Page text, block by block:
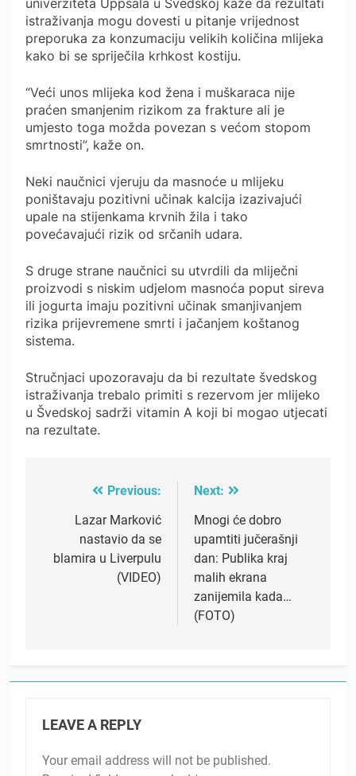
istraživanja mogu dovesti u pitanje vrijednost
preporuka za konzumaciju velikih količina mlijeka
kako bi se spriječila krhkost kostiju.
“Veći unos mlijeka kod žena i muškaraca nije
praćen smanjenim rizikom za frakture ali je
umjesto toga možda povezan s većom stopom
smrtnosti”, kaže on.
Neki naučnici vjeruju da masnoće u mlijeku
poništavaju pozitivni učinak kalcija izazivajući
upale na stijenkama krvnih žila i tako
povećavajući rizik od srčanih udara.
S druge strane naučnici su utvrdili da mliječni
proizvodi s niskim udjelom masnoća poput sireva
ili jogurta imaju pozitivni učinak smanjivanjem
rizika prijevremene smrti i jačanjem koštanog
sistema.
Stručnjaci upozoravaju da bi rezultate švedskog
istraživanja trebalo primiti s rezervom jer mlijeko
u Švedskoj sadrži vitamin A koji bi mogao utjecati
na rezultate.
navigation
Previous:
Lazar Marković
nastavio da se
blamira u Liverpulu
(VIDEO)
Next:
Mnogi će dobro
upamtiti jučerašnji
dan: Publika kraj
malih ekrana
zanijemila kada…
(FOTO)
LEAVE A REPLY
Your email address will not be published.